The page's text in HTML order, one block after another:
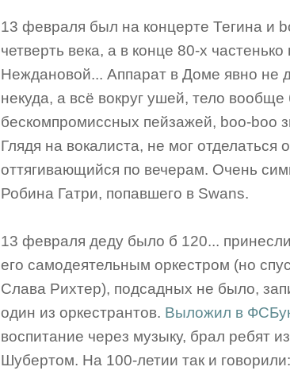
13 февраля был на концерте Тегина и
четверть века, а в конце 80-х
Неждановой... Аппарат в Доме явно не
некуда, а всё вокруг ушей, тело
бескомпромиссных пейзажей, boo-boo
Глядя на вокалиста, не мог отделаться
оттягивающийся по вечерам. Очень
Робина Гатри, попавшего в Swans.
13 февраля деду было б 120...
его самодеятельным оркестром (но
Слава Рихтер), подсадных не было,
один из оркестрантов. Выложил в
воспитание через музыку, брал ребят
Шубертом. На 100-летии так и